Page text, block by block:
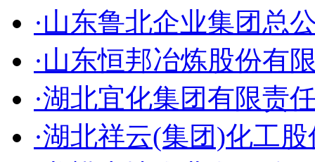
·山东鲁北企业集团总
·山东恒邦冶炼股份有
·湖北宜化集团有限责
·湖北祥云(集团)化工